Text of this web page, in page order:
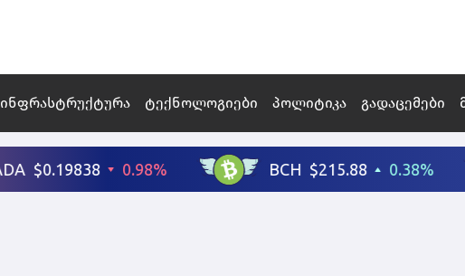
ინფრასტრუქტურა ტექნოლოგიები პოლიტიკა გადაცემები